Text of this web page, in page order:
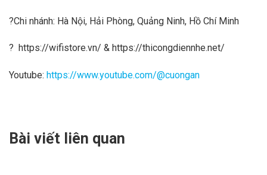
?Chi nhánh: Hà Nội, Hải Phòng, Quảng Ninh, Hồ Chí Minh
? https://wifistore.vn/ & https://thicongdiennhe.net/
Youtube: https://www.youtube.com/@cuongan
Bài viết liên quan